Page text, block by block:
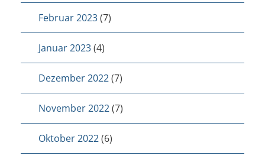
Februar 2023(7)
Januar 2023(4)
Dezember 2022(7)
November 2022(7)
Oktober 2022(6)